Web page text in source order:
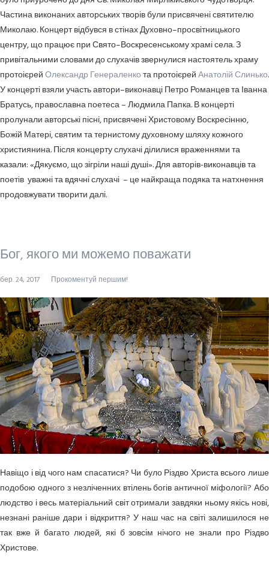
Частина виконаних авторських творів були присвячені святителю
Миколаю. Концерт відбувся в стінах Духовно–просвітницького
центру, що працює при Свято–Воскресенському храмі села. З
привітальними словами до слухачів звернулися настоятель храму
протоієрейОлександр Генераленкота протоієрейАнатолій Слинько.
У концерті взяли участь автори–виконавці Петро Романцев та Іванна
Братусь, православна поетеса – Людмила Папка. В концерті
пролунали авторські пісні, присвячені Христовому Воскресінню,
Божій Матері, святим та тернистому духовному шляху кожного
християнина. Після концерту слухачі ділилися враженнями та
казали: «Дякуємо, що зігріли наші душі». Для авторів-виконавців та
поетів уважні та вдячні слухачі – це найкраща подяка та натхнення
продовжувати творити далі.
Бог, якого ми можемо поважати
бер. 24, 2017 Прокоментуй першим!
Навіщо і від чого нам спасатися? Чи було Різдво Христа всього лише
подобою одного з незліченних втілень богів античної міфології? Або
людство і весь матеріальний світ отримали завдяки ньому якісь нові,
незнані раніше дари і відкриття? У наш час на світі залишилося не
так вже й багато людей, які б зовсім нічого не знали про Різдво
Христове.